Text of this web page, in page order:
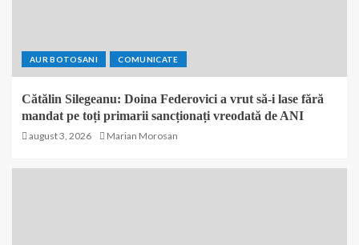
AUR BOTOSANI COMUNICATE
Cătălin Silegeanu: Doina Federovici a vrut să-i lase fără
mandat pe toți primarii sancționați vreodată de ANI
august 3, 2026 Marian Morosan